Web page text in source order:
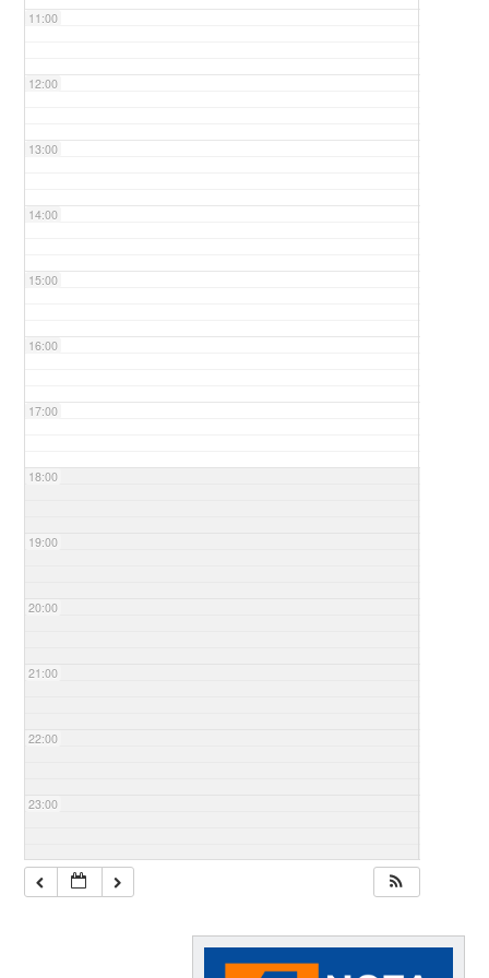
11:00
12:00
13:00
14:00
15:00
16:00
17:00
18:00
19:00
20:00
21:00
22:00
23:00